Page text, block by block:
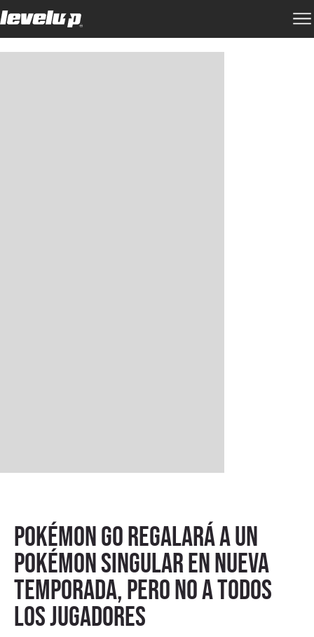
Pokémon GO regalará a un
Pokémon singular en nueva
temporada, pero no a todos
los jugadores